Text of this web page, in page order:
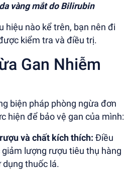
vàng mắt do Bilirubin
hiệu nào kể trên, bạn nên đi
kiểm tra và điều trị.
Gan Nhiễm
biện pháp phòng ngừa đơn
hiện để bảo vệ gan của mình:
và chất kích thích: Điều
lượng rượu tiêu thụ hàng
thuốc lá.